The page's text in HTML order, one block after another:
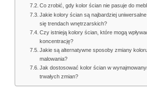
Co zrobić, gdy kolor ścian nie pasuje do
Jakie kolory ścian są najbardziej
się trendach wnętrzarskich?
Czy istnieją kolory ścian, które mogą
koncentrację?
Jakie są alternatywne sposoby zmiany
malowania?
Jak dostosować kolor ścian w
trwałych zmian?